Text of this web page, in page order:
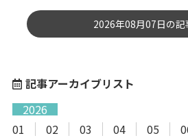
2026年08月07日の記
記事アーカイブリスト
2026
01
02 03 04 05